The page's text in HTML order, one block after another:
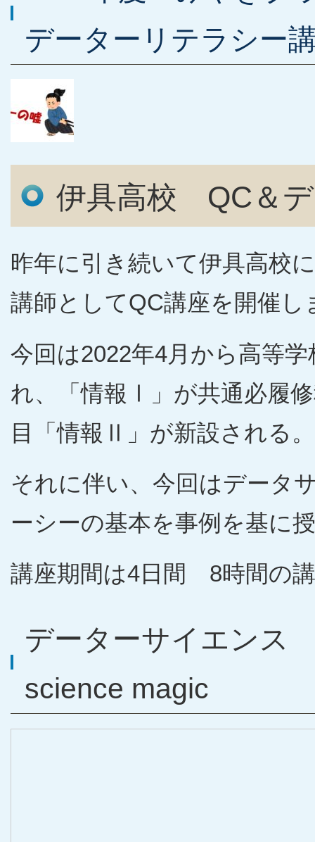
データーリテラシー
伊具高校 QC＆デ
昨年に引き続いて伊具高校
講師としてQC講座を開催し
今回は2022年4月から高等
れ、「情報Ⅰ」が共通必履
目「情報Ⅱ」が新設される。
それに伴い、今回はデータ
ーシーの基本を事例を基に
講座期間は4日間 8時間の
データーサイエンス
science magic